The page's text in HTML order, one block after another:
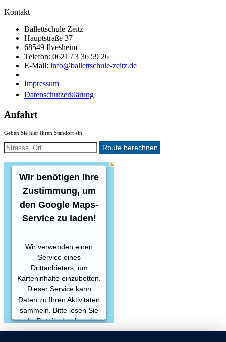
Kontakt
Ballettschule Zeitz
Hauptstraße 37
68549 Ilvesheim
Telefon: 0621 / 3 36 59 26
E-Mail: info@ballettschule-zeitz.de
Impressum
Datenschutzerklärung
Anfahrt
Geben Sie hier Ihren Standort ein.
Wir benötigen Ihre
Zustimmung, um
den Google Maps-
Service zu laden!
Wir verwenden einen
Service eines
Drittanbieters, um
Karteninhalte einzubetten.
Dieser Service kann
Daten zu Ihren Aktivitäten
sammeln. Bitte lesen Sie
die Details durch und
stimmen Sie der Nutzung